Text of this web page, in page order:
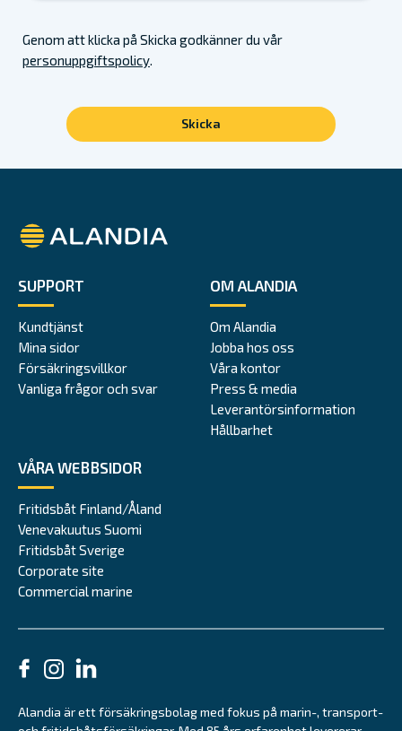
Genom att klicka på Skicka godkänner du vår
personuppgiftspolicy.
Alandia
SUPPORT
Kundtjänst
Mina sidor
Försäkringsvillkor
Vanliga frågor och svar
OM ALANDIA
Om Alandia
Jobba hos oss
Våra kontor
Press & media
Leverantörsinformation
Hållbarhet
VÅRA WEBBSIDOR
Fritidsbåt Finland/Åland
Venevakuutus Suomi
Fritidsbåt Sverige
Corporate site
Commercial marine
Alandia är ett försäkringsbolag med fokus på marin-, transport-